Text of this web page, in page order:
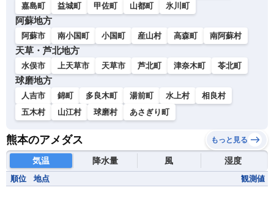
嘉島町
益城町 甲佐町 山都町 氷川町
阿蘇地方
阿蘇市 南小国町 小国町 産山村 高森町 南阿蘇村
天草・芦北地方
水俣市 上天草市 天草市 芦北町 津奈木町 苓北町
球磨地方
人吉市 錦町 多良木町 湯前町 水上村
相良村
五木村
山江村 球磨村 あさぎり町
熊本のアメダス もっと見る
気温 降水量 風 湿度
順位 地点 観測値